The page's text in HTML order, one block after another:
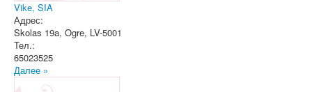
Vike, SIA
Адрес:
Skolas 19a, Ogre, LV-5001
Тел.:
65023525
Далее »